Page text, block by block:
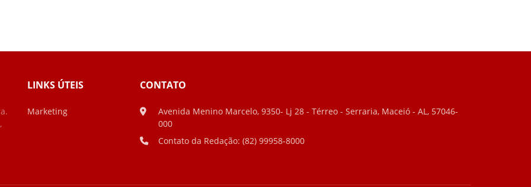
LINKS ÚTEIS
Marketing
CONTATO
Avenida Menino Marcelo, 9350- Lj 28 - Térreo - Serraria, Maceió - AL, 57046-
000
Contato da Redação: (82) 99958-8000